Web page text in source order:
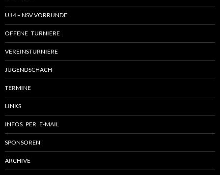
U14 – NSV VORRUNDE
OFFENE TURNIERE
VEREINSTURNIERE
JUGENDSCHACH
TERMINE
LINKS
INFOS PER E-MAIL
SPONSOREN
ARCHIVE